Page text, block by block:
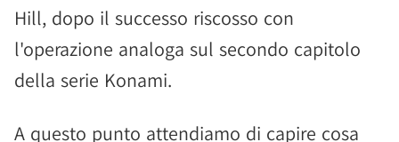
Hill, dopo il successo riscosso con
l'operazione analoga sul secondo capitolo
della serie Konami.
A questo punto attendiamo di capire cosa